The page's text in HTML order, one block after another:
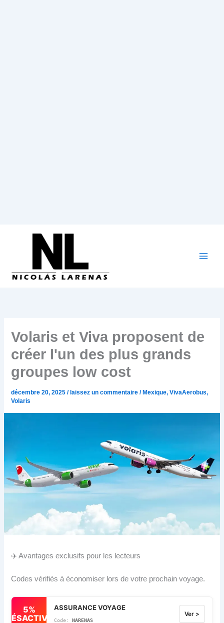
Volaris et Viva proposent de
créer l'un des plus grands
groupes low cost
décembre 20, 2025/ laissez un commentaire / Mexique,VivaAerobus,
Volaris
✈️ Avantages exclusifs pour les lecteurs
Codes vérifiés à économiser lors de votre prochain voyage.
5%
DÉSACTIVÉ
ASSURANCE VOYAGE
NARENAS
Ver >